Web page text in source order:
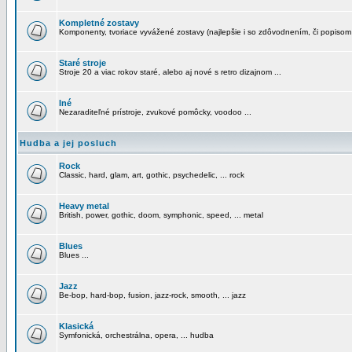
Kompletné zostavy
Komponenty, tvoriace vyvážené zostavy (najlepšie i so zdôvodnením, či
Staré stroje
Stroje 20 a viac rokov staré, alebo aj nové s retro dizajnom ...
Iné
Nezaraditeľné prístroje, zvukové pomôcky, voodoo ...
Hudba a jej posluch
Rock
Classic, hard, glam, art, gothic, psychedelic, ... rock
Heavy metal
British, power, gothic, doom, symphonic, speed, ... metal
Blues
Blues ...
Jazz
Be-bop, hard-bop, fusion, jazz-rock, smooth, ... jazz
Klasická
Symfonická, orchestrálna, opera, ... hudba